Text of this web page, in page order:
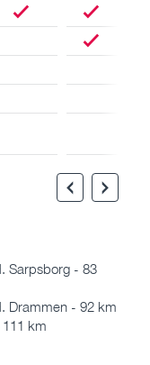
Sarpsborg - 83
Drammen - 92 km
km